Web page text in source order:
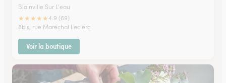
Blainville Sur L'eau
★★★★★4.9 (69)
8bis, rue Maréchal Leclerc
Voir la boutique